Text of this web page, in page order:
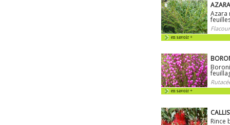
Azara
en savoir +
en savoir +
Rince